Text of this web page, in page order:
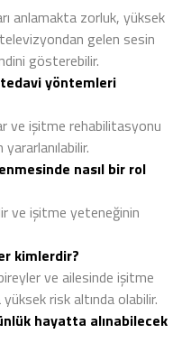
anlamakta zorluk, yüksek
gelen sesin
gösterebilir.
yöntemleri
ve işitme rehabilitasyonu
nasıl bir rol
ve işitme yeteneğinin
kimlerdir?
ve ailesinde işitme
risk altında olabilir.
hayatta alınabilecek